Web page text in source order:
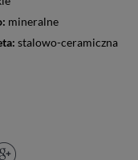
mineralne
stalowo-ceramiczna